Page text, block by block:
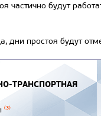
частично будут
дни простоя будут
ТРАНСПОРТНАЯ
(3)